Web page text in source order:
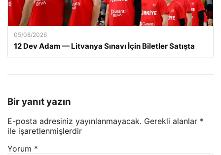
05/08/2026
12 Dev Adam — Litvanya Sınavı İçin Biletler Satışta
Bir yanıt yazın
E-posta adresiniz yayınlanmayacak. Gerekli alanlar *
ile işaretlenmişlerdir
Yorum *